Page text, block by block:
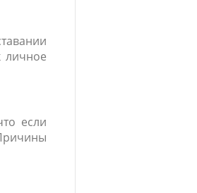
личное
если